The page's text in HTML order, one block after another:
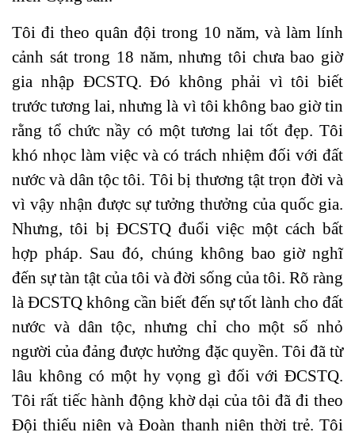
Tôi đi theo quân đội trong 10 năm, và làm lính
cảnh sát trong 18 năm, nhưng tôi chưa bao giờ
gia nhập ĐCSTQ. Đó không phải vì tôi biết
trước tương lai, nhưng là vì tôi không bao giờ tin
rằng tổ chức nầy có một tương lai tốt đẹp. Tôi
khó nhọc làm việc và có trách nhiệm đối với đất
nước và dân tộc tôi. Tôi bị thương tật trọn đời và
vì vậy nhận được sự tưởng thưởng của quốc gia.
Nhưng, tôi bị ĐCSTQ đuổi việc một cách bất
hợp pháp. Sau đó, chúng không bao giờ nghĩ
đến sự tàn tật của tôi và đời sống của tôi. Rõ ràng
là ĐCSTQ không cần biết đến sự tốt lành cho đất
nước và dân tộc, nhưng chỉ cho một số nhỏ
người của đảng được hưởng đặc quyền. Tôi đã từ
lâu không có một hy vọng gì đối với ĐCSTQ.
Tôi rất tiếc hành động khờ dại của tôi đã đi theo
Đội thiếu niên và Đoàn thanh niên thời trẻ. Tôi